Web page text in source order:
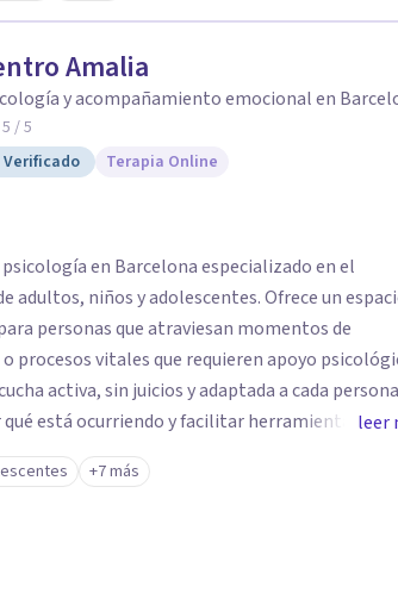
Amalia
y acompañamiento emocional en
5 / 5
Verificado
Terapia Online
en Barcelona especializado en el
adultos, niños y adolescentes. Ofrece un
personas que atraviesan momentos de
procesos vitales que requieren apoyo
activa, sin juicios y adaptada a cada
está ocurriendo y facilitar herramientas
La intervención se realiza en un
el ritmo y las necesidades de cada proceso
leer
+7 más